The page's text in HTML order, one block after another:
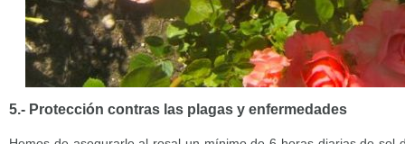
5.- Protección contras las plagas y enfermedades